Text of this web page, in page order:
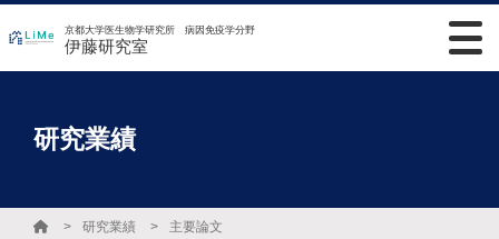
京都大学医生物学研究所 病因免疫学分野
伊藤研究室
研究業績
研究業績 主要論文